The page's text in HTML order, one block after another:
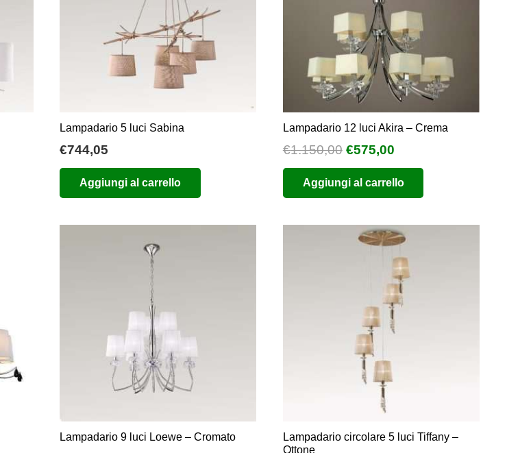
Lampadario 5 luci Sabina
€744,05
Aggiungi al carrello
Lampadario 12 luci Akira – Crema
€1.150,00 Il
prezzo
originale
era:
€575,00Il
prezzo
attuale
è:
Aggiungi al carrello
Lampadario 9 luci Loewe – Cromato
Lampadario circolare 5 luci Tiffany –
Ottone